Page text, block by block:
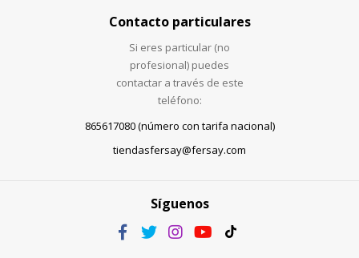
Contacto particulares
Si eres particular (no
profesional) puedes
contactar a través de este
teléfono:
865617080 (número con tarifa nacional)
tiendasfersay@fersay.com
Síguenos